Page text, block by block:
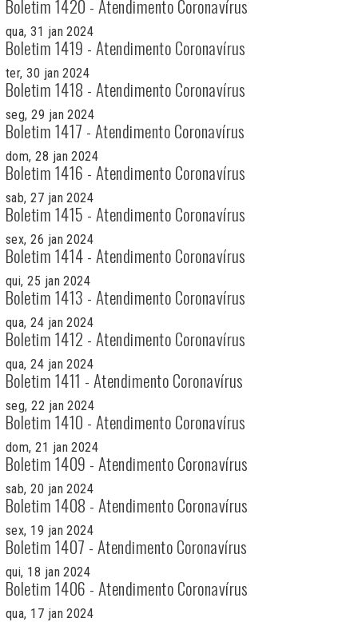
Boletim 1420 - Atendimento Coronavírus
qua, 31 jan 2024
Boletim 1419 - Atendimento Coronavírus
ter, 30 jan 2024
Boletim 1418 - Atendimento Coronavírus
seg, 29 jan 2024
Boletim 1417 - Atendimento Coronavírus
dom, 28 jan 2024
Boletim 1416 - Atendimento Coronavírus
sab, 27 jan 2024
Boletim 1415 - Atendimento Coronavírus
sex, 26 jan 2024
Boletim 1414 - Atendimento Coronavírus
qui, 25 jan 2024
Boletim 1413 - Atendimento Coronavírus
qua, 24 jan 2024
Boletim 1412 - Atendimento Coronavírus
qua, 24 jan 2024
Boletim 1411 - Atendimento Coronavírus
seg, 22 jan 2024
Boletim 1410 - Atendimento Coronavírus
dom, 21 jan 2024
Boletim 1409 - Atendimento Coronavírus
sab, 20 jan 2024
Boletim 1408 - Atendimento Coronavírus
sex, 19 jan 2024
Boletim 1407 - Atendimento Coronavírus
qui, 18 jan 2024
Boletim 1406 - Atendimento Coronavírus
qua, 17 jan 2024